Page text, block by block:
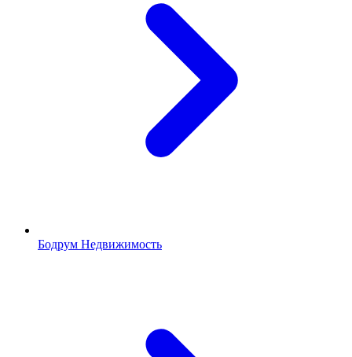
Бодрум Недвижимость